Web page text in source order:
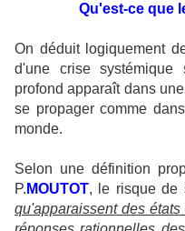
Qu'est-ce que
On déduit logiquement
d'une crise systémique
profond apparaît dans
se propager comme
monde.
Selon une définition
P. MOUTOT, le risque de
qu'apparaissent des